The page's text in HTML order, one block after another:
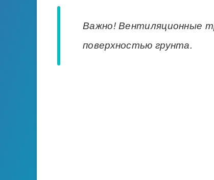
Важно! Вентиляционные
поверхностью грунта.